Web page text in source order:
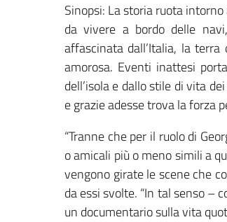
Sinopsi: La storia ruota
da vivere a bordo delle
affascinata dall’Italia, la
amorosa. Eventi inattesi
dell’isola e dallo stile di vita
e grazie adesse trova la forza
“Tranne che per il ruolo di
o amicali più o meno simili a
vengono girate le scene che
da essi svolte. “In tal senso –
un documentario sulla vita